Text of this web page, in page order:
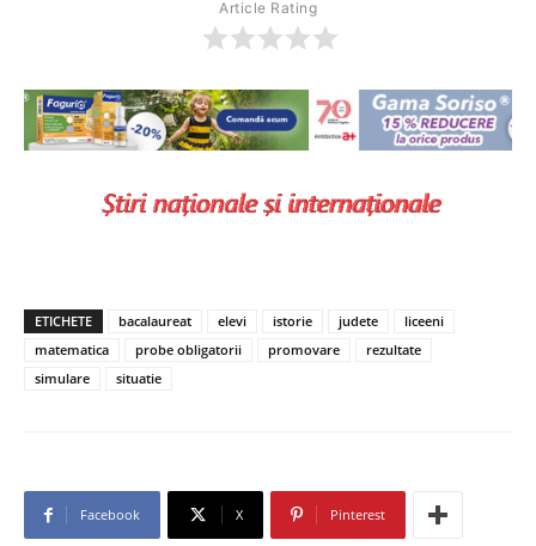
Article Rating
ETICHETE bacalaureat elevi istorie judete
liceeni
matematica
probe obligatorii promovare
rezultate
simulare
situatie
Facebook X Pinterest